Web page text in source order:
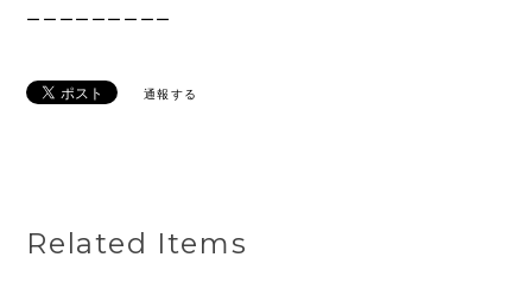
ーーーーーーーーー
通報する
Related Items